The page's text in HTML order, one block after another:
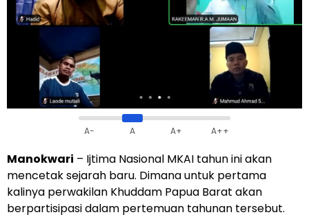
A- A A+ A++
Manokwari – Ijtima Nasional MKAI tahun ini akan
mencetak sejarah baru. Dimana untuk pertama
kalinya perwakilan Khuddam Papua Barat akan
berpartisipasi dalam pertemuan tahunan tersebut.